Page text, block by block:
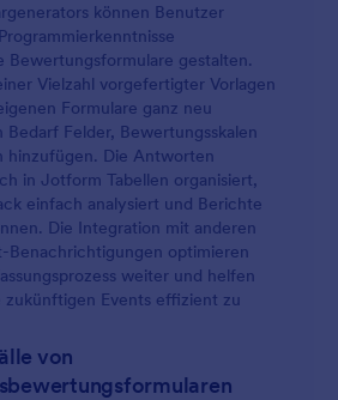
können Benutzer
Bewertungsformulare gestalten.
Vielzahl vorgefertigter Vorlagen
Formulare ganz neu
Bedarf Felder, Bewertungsskalen
hinzufügen. Die Antworten
in Jotform Tabellen organisiert,
einfach analysiert und Berichte
Die Integration mit anderen
Benachrichtigungen optimieren
weiter und helfen
zukünftigen Events effizient zu
von